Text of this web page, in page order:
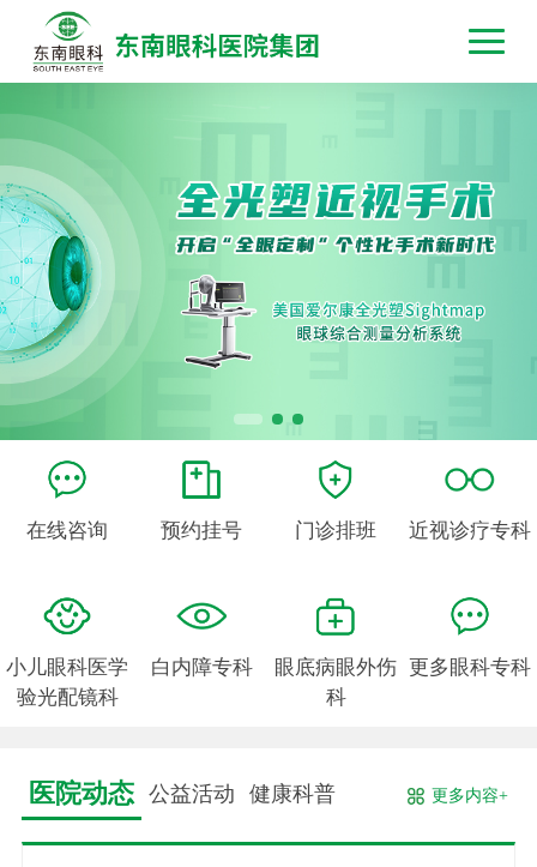
在线咨询 预约挂号 门诊排班 近视诊疗专科
小儿眼科医学
验光配镜科
白内障专科
眼底病眼外伤
科
更多眼科专科
医院动态 公益活动 健康科普 更多内容+